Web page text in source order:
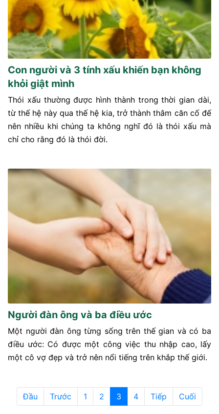
Con người và 3 tính xấu khiến bạn không
khỏi giật mình
Thói xấu thường được hình thành trong thời gian dài,
từ thế hệ này qua thế hệ kia, trở thành thâm căn cố đế
nên nhiều khi chúng ta không nghĩ đó là thói xấu mà
chỉ cho rằng đó là thói đời.
Người đàn ông và ba điều ước
Một người đàn ông từng sống trên thế gian và có ba
điều ước: Có được một công việc thu nhập cao, lấy
một cô vợ đẹp và trở nên nổi tiếng trên khắp thế giới.
Đầu Trước 1 2 3 4 Tiếp Cuối